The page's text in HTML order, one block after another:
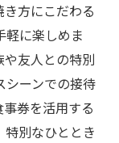
方にこだわる
軽に楽しめま
友人との特別
シーンでの接待
券を活用する
特別なひととき